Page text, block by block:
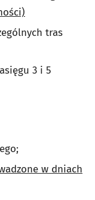
tras
3 i 5
w dniach